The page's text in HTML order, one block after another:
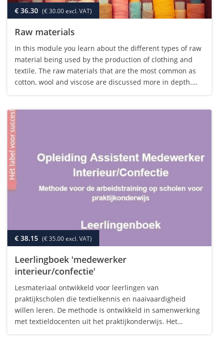
€ 36.30 (€ 30.00 excl. VAT)
Raw materials
In this module you learn about the different types of raw
material being used by the production of clothing and
textile. The raw materials that are the most common as
cotton, wool and viscose are discussed more in depth.
€ 38.15 (€ 35.00 excl. VAT)
Leerlingboek 'medewerker
interieur/confectie'
Lesmateriaal ontwikkeld voor leerlingen van
praktijkscholen die textielkennis en naaivaardigheid
willen leren. De methode is ontwikkeld in samenwerking
met textieldocenten uit het praktijkonderwijs. Het